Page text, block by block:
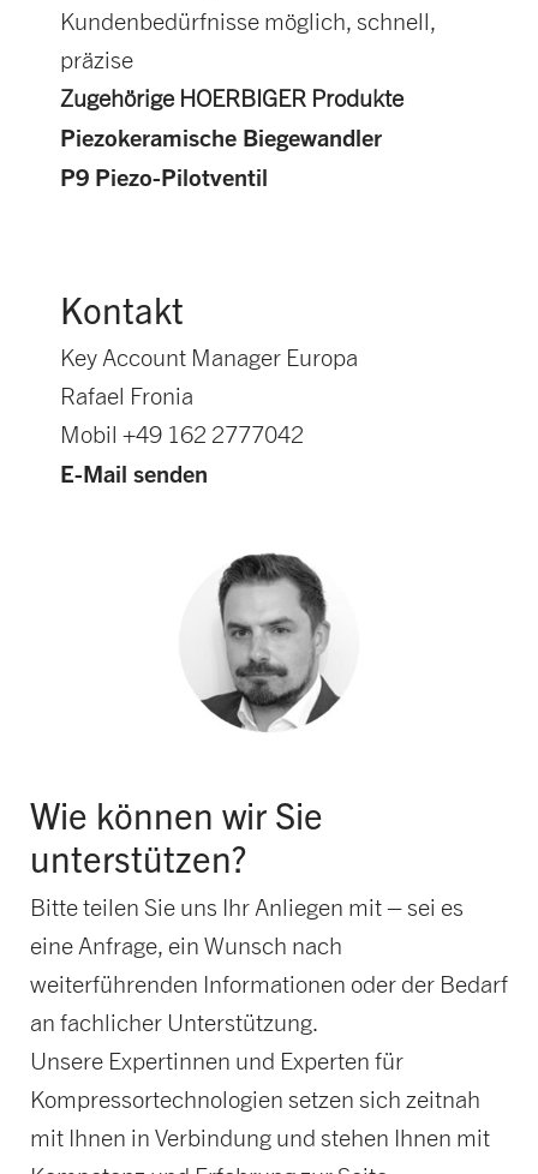
Kundenbedürfnisse möglich, schnell,
präzise
Zugehörige HOERBIGER Produkte
Piezokeramische Biegewandler
P9 Piezo-Pilotventil
Kontakt
Key Account Manager Europa
Rafael Fronia
Mobil +49 162 2777042
E-Mail senden
Wie können wir Sie
unterstützen?
Bitte teilen Sie uns Ihr Anliegen mit – sei es
eine Anfrage, ein Wunsch nach
weiterführenden Informationen oder der Bedarf
an fachlicher Unterstützung.
Unsere Expertinnen und Experten für
Kompressortechnologien setzen sich zeitnah
mit Ihnen in Verbindung und stehen Ihnen mit